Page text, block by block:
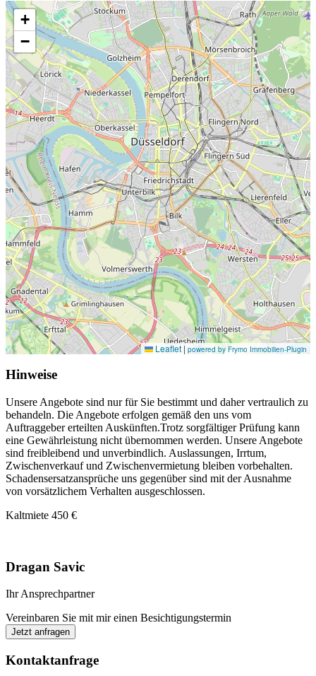
+
−
Leaflet | powered by Frymo Immobilien-Plugin
Hinweise
Unsere Angebote sind nur für Sie bestimmt und daher vertraulich zu
behandeln. Die Angebote erfolgen gemäß den uns vom
Auftraggeber erteilten Auskünften.Trotz sorgfältiger Prüfung kann
eine Gewährleistung nicht übernommen werden. Unsere Angebote
sind freibleibend und unverbindlich. Auslassungen, Irrtum,
Zwischenverkauf und Zwischenvermietung bleiben vorbehalten.
Schadensersatzansprüche uns gegenüber sind mit der Ausnahme
von vorsätzlichem Verhalten ausgeschlossen.
Kaltmiete 450 €
Dragan Savic
Ihr Ansprechpartner
Vereinbaren Sie mit mir einen Besichtigungstermin
Jetzt anfragen
Kontaktanfrage